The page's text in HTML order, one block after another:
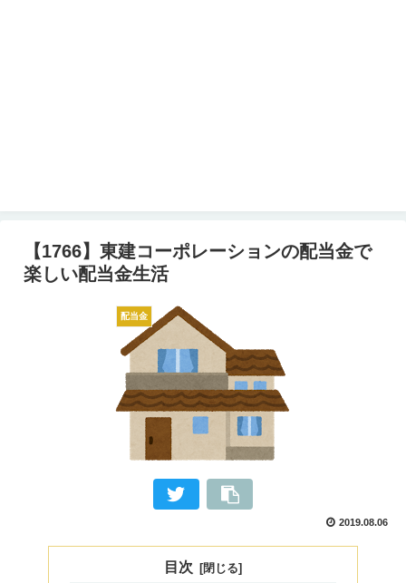
【1766】東建コーポレーションの配当金で
楽しい配当金生活
配当金
2019.08.06
目次